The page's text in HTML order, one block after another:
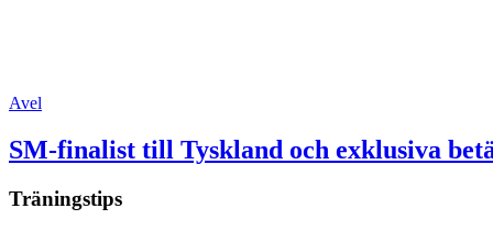
Avel
SM-finalist till Tyskland och exklusiva
Träningstips